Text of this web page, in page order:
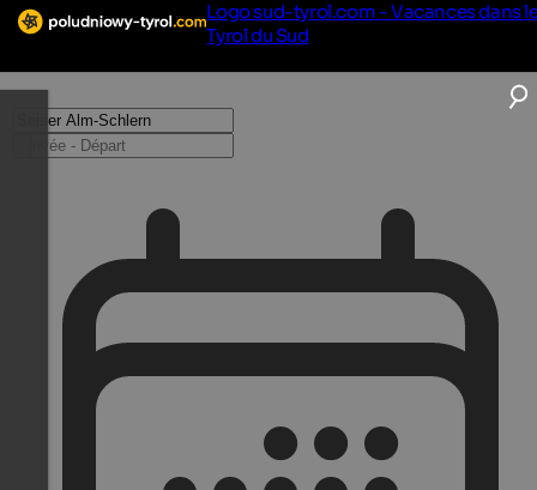
Logo sud-tyrol.com - Vacances dans
Tyrol du Sud